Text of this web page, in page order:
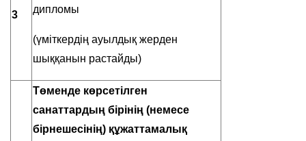
3
дипломы
(үміткердің ауылдық жерден
шыққанын растайды)
Төменде көрсетілген
санаттардың бірінің (немесе
бірнешесінің) құжаттамалық